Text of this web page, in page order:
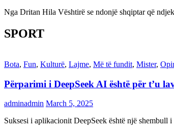
Nga Dritan Hila Vështirë se ndonjë shqiptar që
SPORT
Bota, Fun, Kulturë, Lajme, Më të fundit, Mister,
Përparimi i DeepSeek AI është për t’u
adminadmin March 5, 2025
Suksesi i aplikacionit DeepSeek është një